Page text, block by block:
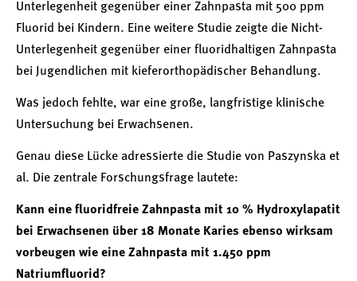
Unterlegenheit gegenüber einer Zahnpasta mit 500 ppm
Fluorid bei Kindern. Eine weitere Studie zeigte die Nicht-
Unterlegenheit gegenüber einer fluoridhaltigen Zahnpasta
bei Jugendlichen mit kieferorthopädischer Behandlung.
Was jedoch fehlte, war eine große, langfristige klinische
Untersuchung bei Erwachsenen.
Genau diese Lücke adressierte die Studie von Paszynska et
al. Die zentrale Forschungsfrage lautete:
Kann eine fluoridfreie Zahnpasta mit 10 % Hydroxylapatit
bei Erwachsenen über 18 Monate Karies ebenso wirksam
vorbeugen wie eine Zahnpasta mit 1.450 ppm
Natriumfluorid?